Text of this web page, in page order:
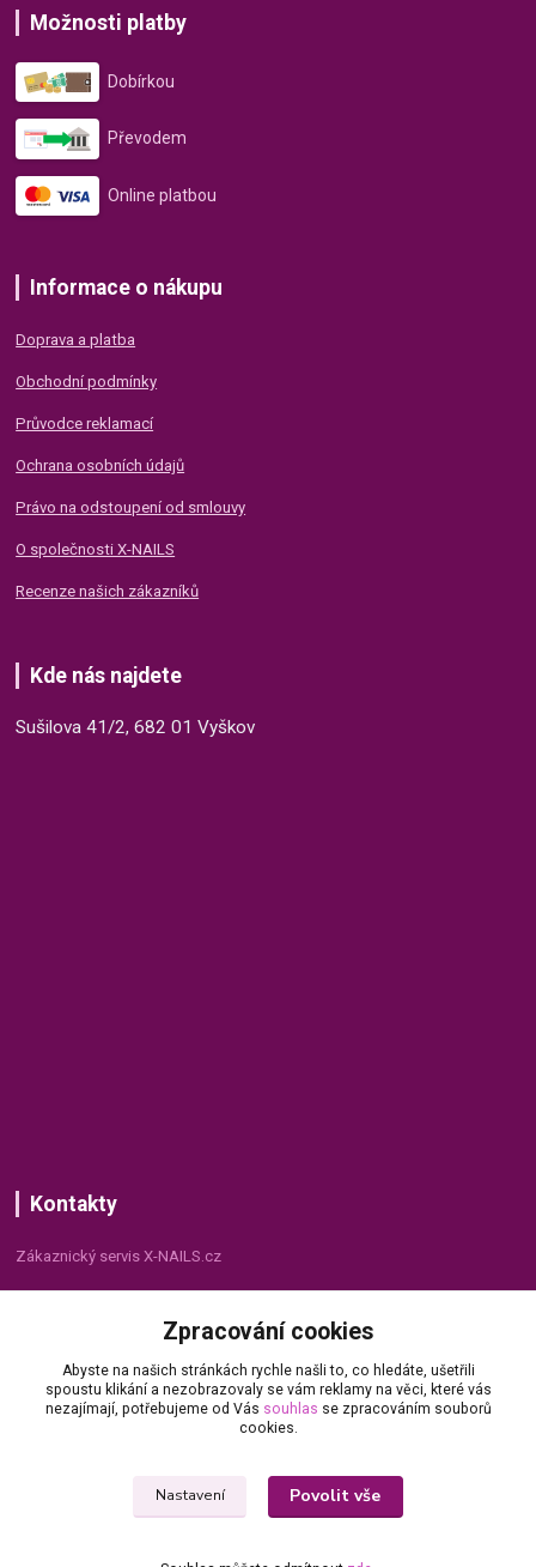
Možnosti platby
Dobírkou
Převodem
Online platbou
Informace o nákupu
Doprava a platba
Obchodní podmínky
Průvodce reklamací
Ochrana osobních údajů
Právo na odstoupení od smlouvy
O společnosti X-NAILS
Recenze našich zákazníků
Kde nás najdete
Sušilova 41/2, 682 01 Vyškov
Kontakty
Zákaznický servis X-NAILS.cz
+420 735 055 075
(Po - Pá, 8 - 16 hod.)
info@x-nails.cz
Zpracování cookies
Abyste na našich stránkách rychle našli to, co hledáte, ušetřili
spoustu klikání a nezobrazovaly se vám reklamy na věci, které vás
nezajímají, potřebujeme od Vás souhlas se zpracováním souborů
cookies.
Nastavení Povolit vše